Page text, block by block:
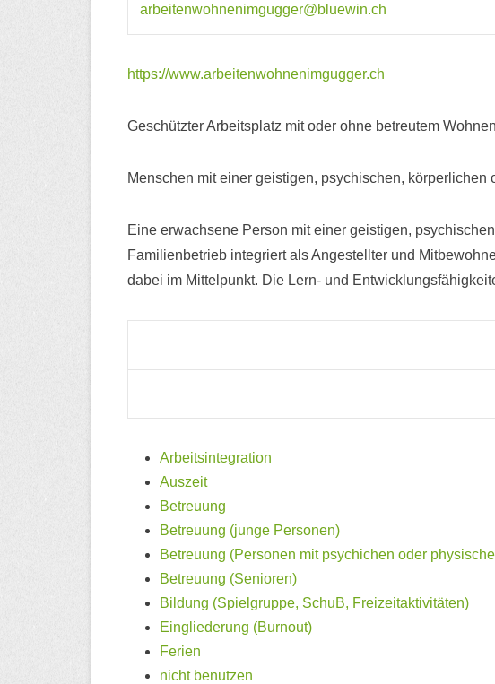
arbeitenwohnenimgugger@bluewin.ch
https://www.arbeitenwohnenimgugger.ch
Geschützter Arbeitsplatz mit oder ohne betreutem
Menschen mit einer geistigen, psychischen,
Eine erwachsene Person mit einer geistigen,
Familienbetrieb integriert als Angestellter und
dabei im Mittelpunkt. Die Lern- und
Arbeitsintegration
Auszeit
Betreuung
Betreuung (junge Personen)
Betreuung (Personen mit psychichen oder
Betreuung (Senioren)
Bildung (Spielgruppe, SchuB, Freizeitaktivitäten)
Eingliederung (Burnout)
Ferien
nicht benutzen